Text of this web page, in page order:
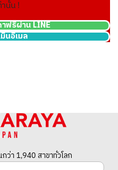
นั้น !
ฟรีผ่าน LINE
นอีเมล
ว่า 1,940 สาขาทั่วโลก